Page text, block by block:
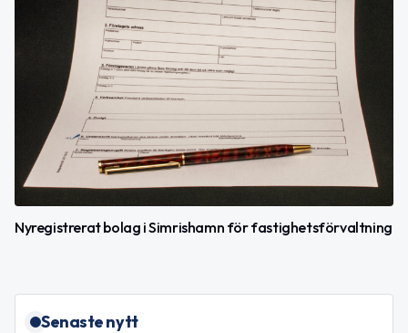
Nyregistrerat bolag i Simrishamn för fastighetsförvaltning
Senaste nytt